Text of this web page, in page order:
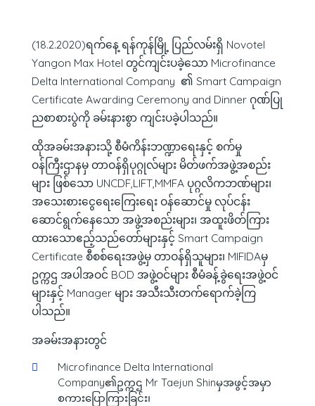
(18.2.2020)ရက်နေ့ ရန်ကုန်မြို့ ပြည်လမ်းရှိ Novotel
Yangon Max Hotel တွင်ကျင်းပခဲ့သော Microfinance
Delta International Company ၏ Smart Campaign
Certificate Awarding Ceremony and Dinner ဂုဏ်ပြု
ညစာစားပွဲကို ခမ်းနားစွာ ကျင်းပခဲ့ပါသည်။
ထိုအခမ်းအနားသို့ စီမံကိန်းဘဏ္ဍာရေးနှင့် စက်မှု
ဝန်ကြီးဌာနမှ တာဝန်ရှိပုဂ္ဂုလ်များ မိတ်ဖက်အဖွဲ့အစည်း
များ ဖြစ်သော UNCDF,LIFT,MMFA ပုဂ္ဂလိကဘဏ်များ၊
အသေးစားငွေရေးကြေးရေး ဝန်ဆောင်မှု လုပ်ငန်း
ဆောင်ရွက်နေသော အဖွဲ့အစည်းများ၊ အထူးဖိတ်ကြား
ထားသောဧည့်သည်တော်များနှင့် Smart Campaign
Certificate စီစစ်ရေးအဖွဲ့မှ တာဝန်ရှိသူများ၊ MIFIDAမှ
ဥက္ကဌ အပါအဝင် BOD အဖွဲ့ဝင်များ စီမံခန့်ခွဲရေးအဖွဲ့ဝင်
များနှင့် Manager များ အသီးသီးတက်ရောက်ခဲ့ကြ
ပါသည်။
အခမ်းအနားတွင်
Microfinance Delta International
Company၏ဥက္ကဌ Mr Taejun Shinမှအဖွင့်အမှာ
စကား‌ပြောကြားခြင်း၊